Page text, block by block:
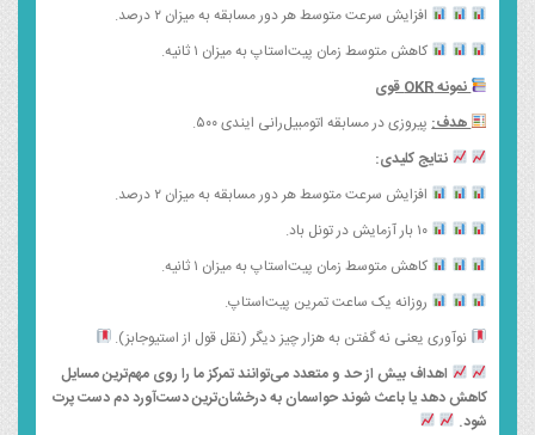
افزایش سرعت متوسط هر دور مسابقه به میزان ۲ درصد.
کاهش متوسط زمان پیت‌استاپ به میزان ۱ ثانیه.
نمونهOKRقوی
هدف:پیروزی در مسابقه اتومبیل‌رانی ایندی ۵۰۰.
نتایج کلیدی:
افزایش سرعت متوسط هر دور مسابقه به میزان ۲ درصد.
کاهش متوسط زمان پیت‌استاپ به میزان ۱ ثانیه.
روزانه یک ساعت تمرین پیت‌استاپ.
نوآوری یعنی نه گفتن به هزار چیز دیگر (نقل قول از استیوجابز).
اهداف بیش از حد و متعدد می‌توانند تمرکز ما را روی مهم‌ترین مسایل
کاهش دهد یا باعث شوند حواسمان به درخشان‌ترین دست‌آورد دم دست پرت
شود.